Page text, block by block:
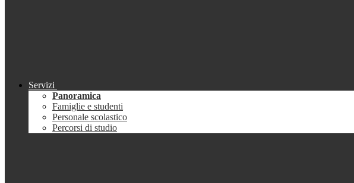
Servizi
Panoramica
Famiglie e studenti
Personale scolastico
Percorsi di studio